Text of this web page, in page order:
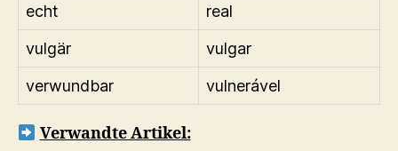
echt
real
vulgär
vulgar
verwundbar
vulnerável
Verwandte Artikel: